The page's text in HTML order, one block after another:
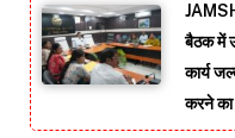
बैठक में
कार्य
करने का